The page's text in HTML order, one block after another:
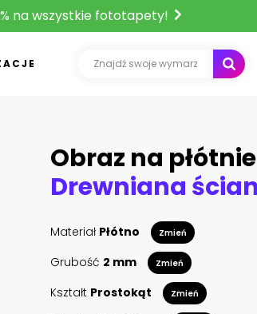
na wszystkie fototapety!
Obraz na płótnie
Materiał Płótno Zmień
Grubość 2 mm Zmień
Kształt Prostokąt Zmień